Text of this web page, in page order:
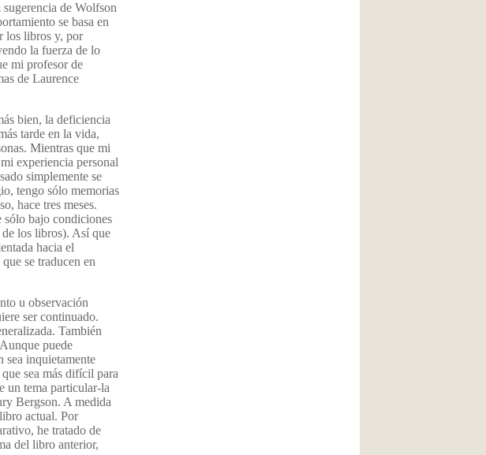
de Wolfson
se basa en
los libros y, por
la fuerza de lo
mi profesor de
de Laurence
bien, la deficiencia
tarde en la vida,
Mientras que mi
experiencia personal
simplemente se
tengo sólo memorias
hace tres meses.
sólo bajo condiciones
los libros). Así que
hacia el
se traducen en
u observación
ser continuado.
También
puede
sea inquietamente
sea más difícil para
un tema particular-la
Bergson. A medida
actual. Por
he tratado de
del libro anterior,